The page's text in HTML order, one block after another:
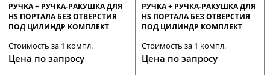
РУЧКА + РУЧКА-РАКУШКА ДЛЯ
HS ПОРТАЛА БЕЗ ОТВЕРСТИЯ
ПОД ЦИЛИНДР КОМПЛЕКТ
STROXX
Стоимость за 1 компл.
Цена по запросу
РУЧКА + РУЧКА-РАКУШКА ДЛЯ
HS ПОРТАЛА БЕЗ ОТВЕРСТИЯ
ПОД ЦИЛИНДР КОМПЛЕКТ
Стоимость за 1 компл.
Цена по запросу